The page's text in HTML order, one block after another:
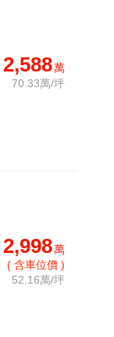
2,588萬
70.33萬/坪
2,998萬
( 含車位價 )
52.16萬/坪